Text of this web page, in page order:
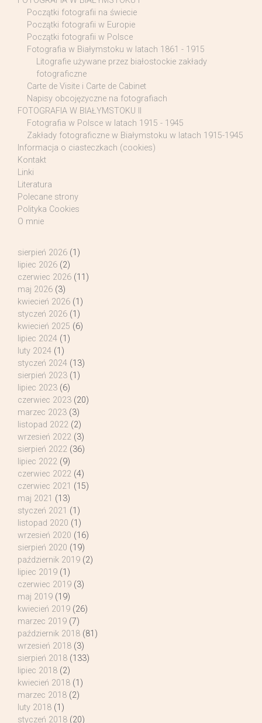
Początki fotografii na świecie
Początki fotografii w Europie
Początki fotografii w Polsce
Fotografia w Białymstoku w latach 1861 - 1915
Litografie używane przez białostockie zakłady
fotograficzne
Carte de Visite i Carte de Cabinet
Napisy obcojęzyczne na fotografiach
FOTOGRAFIA W BIAŁYMSTOKU II
Fotografia w Polsce w latach 1915 - 1945
Zakłady fotograficzne w Białymstoku w latach 1915-1945
Informacja o ciasteczkach (cookies)
Kontakt
Linki
Literatura
Polecane strony
Polityka Cookies
O mnie
sierpień 2026 (1)
lipiec 2026 (2)
czerwiec 2026 (11)
maj 2026 (3)
kwiecień 2026 (1)
styczeń 2026 (1)
kwiecień 2025 (6)
lipiec 2024 (1)
luty 2024 (1)
styczeń 2024 (13)
sierpień 2023 (1)
lipiec 2023 (6)
czerwiec 2023 (20)
marzec 2023 (3)
listopad 2022 (2)
wrzesień 2022 (3)
sierpień 2022 (36)
lipiec 2022 (9)
czerwiec 2022 (4)
czerwiec 2021 (15)
maj 2021 (13)
styczeń 2021 (1)
listopad 2020 (1)
wrzesień 2020 (16)
sierpień 2020 (19)
październik 2019 (2)
lipiec 2019 (1)
czerwiec 2019 (3)
maj 2019 (19)
kwiecień 2019 (26)
marzec 2019 (7)
październik 2018 (81)
wrzesień 2018 (3)
sierpień 2018 (133)
lipiec 2018 (2)
kwiecień 2018 (1)
marzec 2018 (2)
luty 2018 (1)
styczeń 2018 (20)